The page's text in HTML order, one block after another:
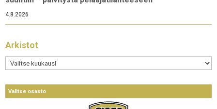
4.8.2026
Arkistot
Arkistot